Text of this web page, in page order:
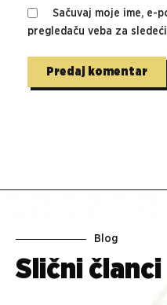
Sačuvaj moje ime, e-
pregledaču veba za
Blog
Slični članci